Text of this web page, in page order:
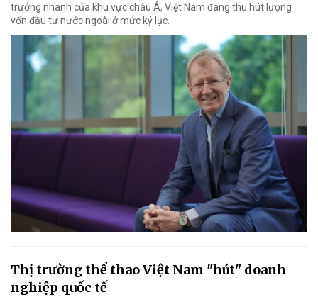
trưởng nhanh của khu vực châu Á, Việt Nam đang thu hút lượng
vốn đầu tư nước ngoài ở mức kỷ lục.
Thị trường thể thao Việt Nam "hút" doanh
nghiệp quốc tế